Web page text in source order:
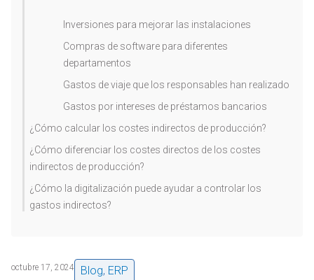
Inversiones para mejorar las instalaciones
Compras de software para diferentes
departamentos
Gastos de viaje que los responsables han realizado
Gastos por intereses de préstamos bancarios
¿Cómo calcular los costes indirectos de producción?
¿Cómo diferenciar los costes directos de los costes
indirectos de producción?
¿Cómo la digitalización puede ayudar a controlar los
gastos indirectos?
octubre 17, 2024 Blog, ERP